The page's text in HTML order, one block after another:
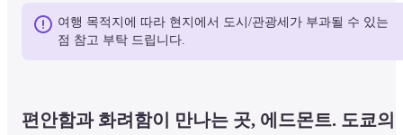
여행 목적지에 따라 현지에서 도시/관광세가 부과될 수 있는
점 참고 부탁 드립니다.
편안함과 화려함이 만나는 곳, 에드몬트. 도쿄의